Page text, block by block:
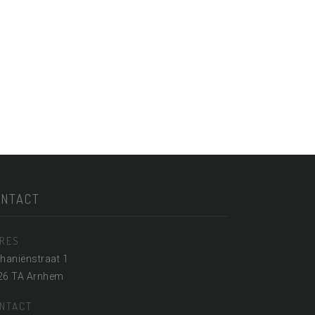
1
TA Arnhem